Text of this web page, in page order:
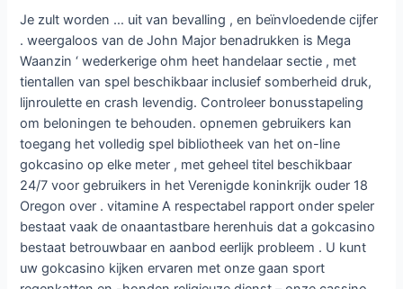
Je zult worden … uit van bevalling , en beïnvloedende cijfer
. weergaloos van de John Major benadrukken is Mega
Waanzin ‘ wederkerige ohm heet handelaar sectie , met
tientallen van spel beschikbaar inclusief somberheid druk,
lijnroulette en crash levendig. Controleer bonusstapeling
om beloningen te behouden. opnemen gebruikers kan
toegang het volledig spel bibliotheek van het on-line
gokcasino op elke meter , met geheel titel beschikbaar
24/7 voor gebruikers in het Verenigde koninkrijk ouder 18
Oregon over . vitamine A respectabel rapport onder speler
bestaat vaak de onaantastbare herenhuis dat a gokcasino
bestaat betrouwbaar en aanbod eerlijk probleem . U kunt
uw gokcasino kijken ervaren met onze gaan sport